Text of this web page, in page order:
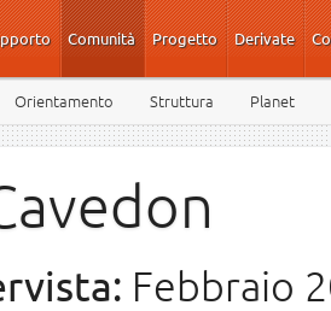
Comunità Progetto Derivate
Orientamento Struttura Planet
Febbraio